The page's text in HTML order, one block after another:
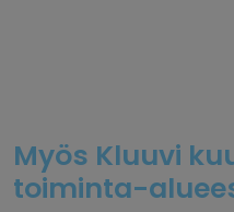
Myös Kluuvi
toiminta-